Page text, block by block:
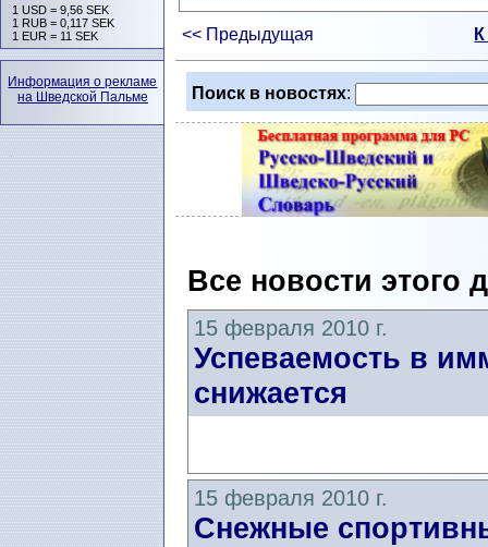
<< Предыдущая
Поиск в новостях:
Все новости этого
15 февраля 2010 г.
Успеваемость в
снижается
15 февраля 2010 г.
Снежные
1 USD = 9,56 SEK
1 RUB = 0,117 SEK
1 EUR = 11 SEK
Информация о рекламе
на Шведской Пальме